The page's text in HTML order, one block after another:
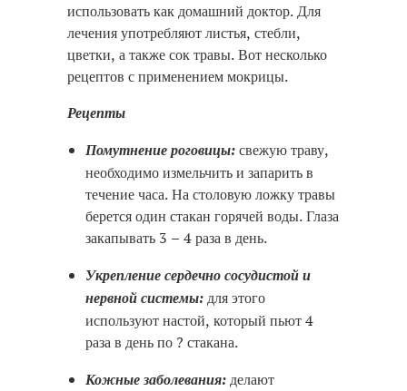
использовать как домашний доктор. Для
лечения употребляют листья, стебли,
цветки, а также сок травы. Вот несколько
рецептов с применением мокрицы.
Рецепты
Помутнение роговицы:свежую траву,
необходимо измельчить и запарить в
течение часа. На столовую ложку травы
берется один стакан горячей воды. Глаза
закапывать 3 – 4 раза в день.
Укрепление сердечно сосудистой и
нервной системы:для этого
используют настой, который пьют 4
раза в день по ? стакана.
Кожные заболевания:делают